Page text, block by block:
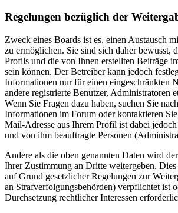
Regelungen bezüglich der
Zweck eines Boards ist es, einen Austausch
zu ermöglichen. Sie sind sich daher bewusst,
Profils und die von Ihnen erstellten Beiträge
sein können. Der Betreiber kann jedoch
Informationen nur für einen eingeschränkten
andere registrierte Benutzer, Administratoren
Wenn Sie Fragen dazu haben, suchen Sie
Informationen im Forum oder kontaktieren
Mail-Adresse aus Ihrem Profil ist dabei
und von ihm beauftragte Personen
Andere als die oben genannten Daten wird
Ihrer Zustimmung an Dritte weitergeben.
auf Grund gesetzlicher Regelungen zur
an Strafverfolgungsbehörden) verpflichtet ist
Durchsetzung rechtlicher Interessen